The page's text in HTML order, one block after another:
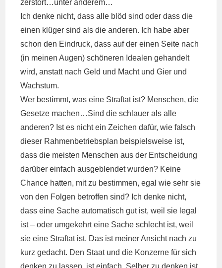
zerstört…unter anderem…
Ich denke nicht, dass alle blöd sind oder dass die
einen klüger sind als die anderen. Ich habe aber
schon den Eindruck, dass auf der einen Seite nach
(in meinen Augen) schöneren Idealen gehandelt
wird, anstatt nach Geld und Macht und Gier und
Wachstum.
Wer bestimmt, was eine Straftat ist? Menschen, die
Gesetze machen…Sind die schlauer als alle
anderen? Ist es nicht ein Zeichen dafür, wie falsch
dieser Rahmenbetriebsplan beispielsweise ist,
dass die meisten Menschen aus der Entscheidung
darüber einfach ausgeblendet wurden? Keine
Chance hatten, mit zu bestimmen, egal wie sehr sie
von den Folgen betroffen sind? Ich denke nicht,
dass eine Sache automatisch gut ist, weil sie legal
ist – oder umgekehrt eine Sache schlecht ist, weil
sie eine Straftat ist. Das ist meiner Ansicht nach zu
kurz gedacht. Den Staat und die Konzerne für sich
denken zu lassen, ist einfach. Selber zu denken ist